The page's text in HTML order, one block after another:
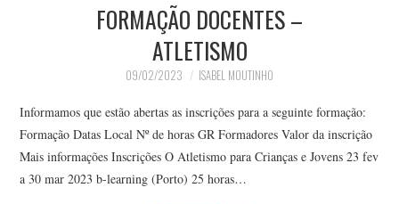
FORMAÇÃO DOCENTES –
ATLETISMO
09/02/2023 ISABEL MOUTINHO
Informamos que estão abertas as inscrições para a seguinte formação:
Formação Datas Local Nº de horas GR Formadores Valor da inscrição
Mais informações Inscrições O Atletismo para Crianças e Jovens 23 fev
a 30 mar 2023 b-learning (Porto) 25 horas…